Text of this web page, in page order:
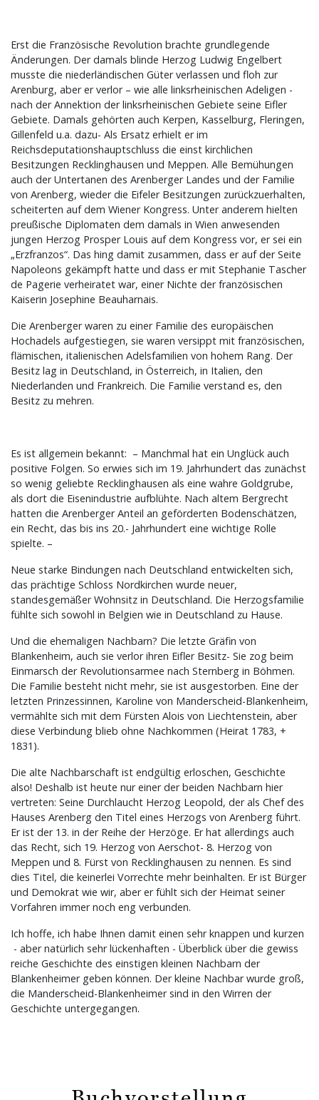
Erst die Französische Revolution brachte grundlegende
Änderungen. Der damals blinde Herzog Ludwig Engelbert
musste die niederländischen Güter verlassen und floh zur
Arenburg, aber er verlor – wie alle linksrheinischen Adeligen -
nach der Annektion der linksrheinischen Gebiete seine Eifler
Gebiete. Damals gehörten auch Kerpen, Kasselburg, Fleringen,
Gillenfeld u.a. dazu- Als Ersatz erhielt er im
Reichsdeputationshauptschluss die einst kirchlichen
Besitzungen Recklinghausen und Meppen. Alle Bemühungen
auch der Untertanen des Arenberger Landes und der Familie
von Arenberg, wieder die Eifeler Besitzungen zurückzuerhalten,
scheiterten auf dem Wiener Kongress. Unter anderem hielten
preußische Diplomaten dem damals in Wien anwesenden
jungen Herzog Prosper Louis auf dem Kongress vor, er sei ein
„Erzfranzos“. Das hing damit zusammen, dass er auf der Seite
Napoleons gekämpft hatte und dass er mit Stephanie Tascher
de Pagerie verheiratet war, einer Nichte der französischen
Kaiserin Josephine Beauharnais.
Die Arenberger waren zu einer Familie des europäischen
Hochadels aufgestiegen, sie waren versippt mit französischen,
flämischen, italienischen Adelsfamilien von hohem Rang. Der
Besitz lag in Deutschland, in Österreich, in Italien, den
Niederlanden und Frankreich. Die Familie verstand es, den
Besitz zu mehren.
Es ist allgemein bekannt: – Manchmal hat ein Unglück auch
positive Folgen. So erwies sich im 19. Jahrhundert das zunächst
so wenig geliebte Recklinghausen als eine wahre Goldgrube,
als dort die Eisenindustrie aufblühte. Nach altem Bergrecht
hatten die Arenberger Anteil an geförderten Bodenschätzen,
ein Recht, das bis ins 20.- Jahrhundert eine wichtige Rolle
spielte. –
Neue starke Bindungen nach Deutschland entwickelten sich,
das prächtige Schloss Nordkirchen wurde neuer,
standesgemäßer Wohnsitz in Deutschland. Die Herzogsfamilie
fühlte sich sowohl in Belgien wie in Deutschland zu Hause.
Und die ehemaligen Nachbarn? Die letzte Gräfin von
Blankenheim, auch sie verlor ihren Eifler Besitz- Sie zog beim
Einmarsch der Revolutionsarmee nach Sternberg in Böhmen.
Die Familie besteht nicht mehr, sie ist ausgestorben. Eine der
letzten Prinzessinnen, Karoline von Manderscheid-Blankenheim,
vermählte sich mit dem Fürsten Alois von Liechtenstein, aber
diese Verbindung blieb ohne Nachkommen (Heirat 1783, +
1831).
Die alte Nachbarschaft ist endgültig erloschen, Geschichte
also! Deshalb ist heute nur einer der beiden Nachbarn hier
vertreten: Seine Durchlaucht Herzog Leopold, der als Chef des
Hauses Arenberg den Titel eines Herzogs von Arenberg führt.
Er ist der 13. in der Reihe der Herzöge. Er hat allerdings auch
das Recht, sich 19. Herzog von Aerschot- 8. Herzog von
Meppen und 8. Fürst von Recklinghausen zu nennen. Es sind
dies Titel, die keinerlei Vorrechte mehr beinhalten. Er ist Bürger
und Demokrat wie wir, aber er fühlt sich der Heimat seiner
Vorfahren immer noch eng verbunden.
Ich hoffe, ich habe Ihnen damit einen sehr knappen und kurzen
- aber natürlich sehr lückenhaften - Überblick über die gewiss
reiche Geschichte des einstigen kleinen Nachbarn der
Blankenheimer geben können. Der kleine Nachbar wurde groß,
die Manderscheid-Blankenheimer sind in den Wirren der
Geschichte untergegangen.